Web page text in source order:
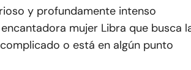
y profundamente intenso
mujer Libra que busca
o está en algún punto